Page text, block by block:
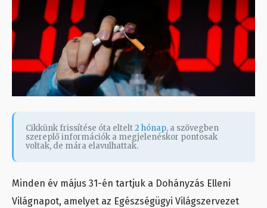
Cikkünk frissítése óta eltelt2 hónap, a szövegben
szereplő információk a megjelenéskor pontosak
voltak, de mára elavulhattak.
Minden év május 31-én tartjuk a Dohányzás Elleni
Világnapot, amelyet az Egészségügyi Világszervezet